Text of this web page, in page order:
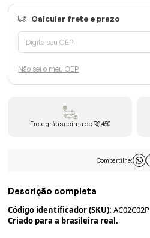
Não sei o meu CEP
Frete grátis acima de R$450
Compartilhe:
Descrição completa
Código identificador (SKU): AC02C02P
Criado para a brasileira real.